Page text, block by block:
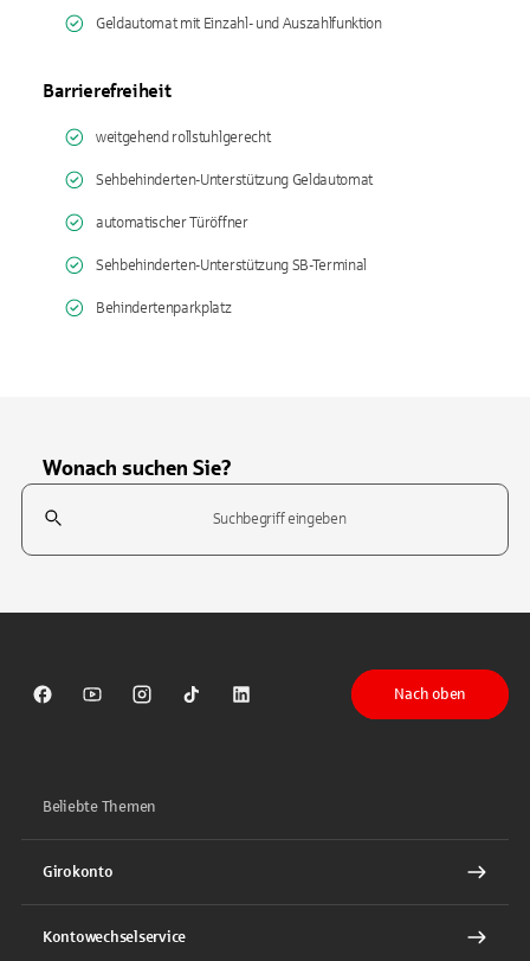
Geldautomat mit Einzahl- und Auszahlfunktion
Barrierefreiheit
weitgehend rollstuhlgerecht
Sehbehinderten-Unterstützung Geldautomat
automatischer Türöffner
Sehbehinderten-Unterstützung SB-Terminal
Behindertenparkplatz
Wonach suchen Sie?
Suchfeld
Sparkasse auf Facebook
Sparkasse auf Youtube
Sparkasse auf Instagram
Sparkasse auf TikTok
Sparkasse auf LinkedIn
Nach oben
Beliebte Themen
Girokonto
Kontowechselservice